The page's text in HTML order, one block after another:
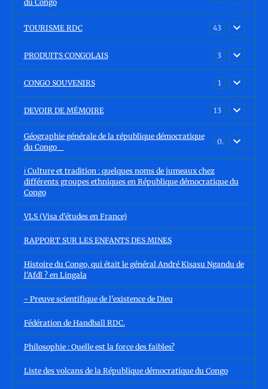
du Congo
TOURISME RDC 43
PRODUITS CONGOLAIS 3
CONGO SOUVENIRS 1
DEVOIR DE MÉMOIRE 13
Géographie générale de la république démocratique
du Congo
0
ℹ️ Culture et tradition : quelques noms de jumeaux chez
différents groupes ethniques en République démocratique du
Congo
VLS (Visa d'études en France)
RAPPORT SUR LES ENFANTS DES MINES
Histoire du Congo, qui était le général André Kisasu Ngandu de
l'Afdl ? en Lingala
- Preuve scientifique de l'existence de Dieu
Fédération de Handball RDC.
Philosophie : Quelle est la force des faibles?
Liste des volcans de la République démocratique du Congo